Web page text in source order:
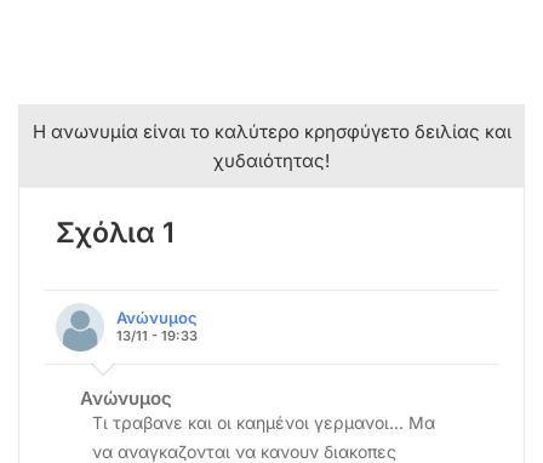
Η ανωνυμία είναι το καλύτερο κρησφύγετο δειλίας και
χυδαιότητας!
Σχόλια 1
Ανώνυμος
13/11 - 19:33
Ανώνυμος
Τι τραβανε και οι καημένοι γερμανοι... Μα
να αναγκαζονται να κανουν διακοπες